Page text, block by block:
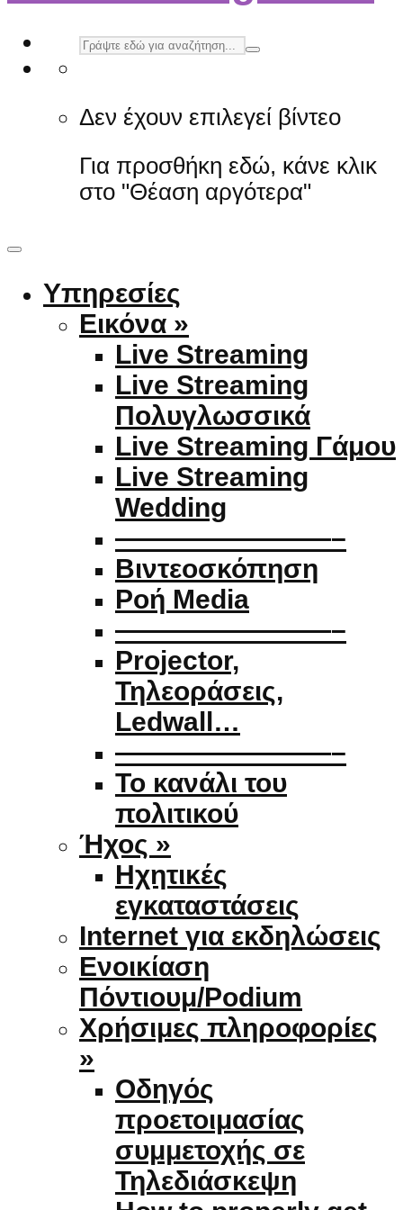
Δεν έχουν επιλεγεί βίντεο
Για προσθήκη εδώ, κάνε κλικ
στο "Θέαση αργότερα"
Υπηρεσίες
Εικόνα »
Live Streaming
Live Streaming
Πολυγλωσσικά
Live Streaming Γάμου
Live Streaming
Wedding
————————–
Βιντεοσκόπηση
Ροή Media
————————–
Projector,
Τηλεοράσεις,
Ledwall…
————————–
Το κανάλι του
πολιτικού
Ήχος »
Ηχητικές
εγκαταστάσεις
Internet για εκδηλώσεις
Ενοικίαση
Πόντιουμ/Podium
Χρήσιμες πληροφορίες
»
Οδηγός
προετοιμασίας
συμμετοχής σε
Τηλεδιάσκεψη